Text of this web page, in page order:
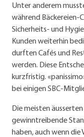
Unter anderem
während Bäckereien-
Sicherheits- und
Kunden weiterhin
durften Cafés und
werden. Diese
kurzfristig.
bei einigen SBC-
Die meisten
gewinntreibende
haben, auch wenn die